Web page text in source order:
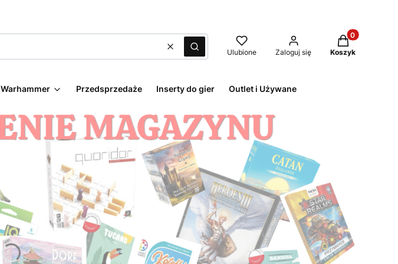
WyczyśćSzukaj Ulubione Zaloguj się
Produkty w
Koszyk
Warhammer Przedsprzedaże Inserty do gier Outlet i Używane